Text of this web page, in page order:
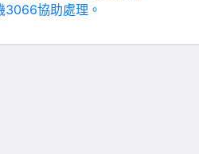
協助處理。